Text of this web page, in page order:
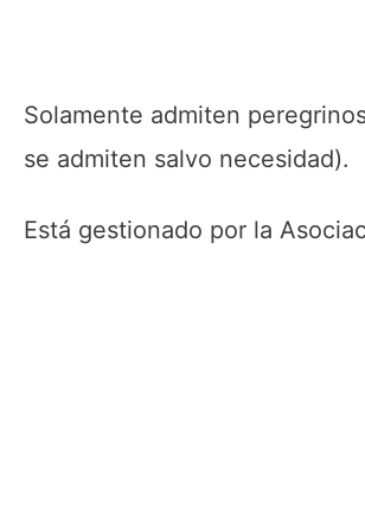
Solamente admiten
se admiten salvo necesidad).
Está gestionado por la